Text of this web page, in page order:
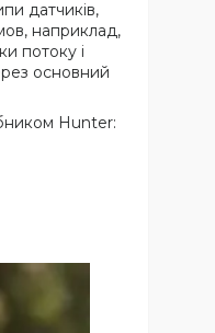
датчиків,
наприклад,
потоку і
основний
Hunter: